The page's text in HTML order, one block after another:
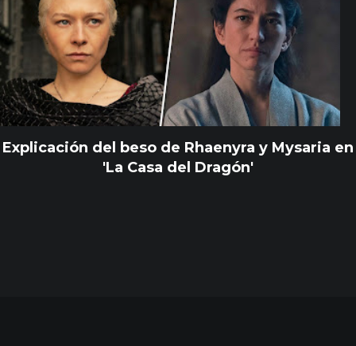
Explicación del beso de Rhaenyra y Mysaria en
'La Casa del Dragón'